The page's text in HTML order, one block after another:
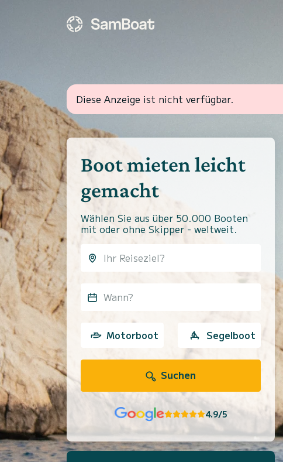
Diese Anzeige ist nicht verfügbar.
Boot mieten leicht
gemacht
Wählen Sie aus über 50.000 Booten
mit oder ohne Skipper - weltweit.
Wann?
Motorboot Segelboot
Suchen
4.9/5